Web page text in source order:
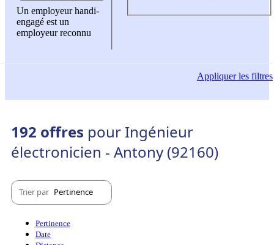
Un employeur handi-
engagé est un
employeur reconnu
Appliquerles filtres
192 offres pour Ingénieur
électronicien - Antony (92160)
Trier par Pertinence
Pertinence
Date